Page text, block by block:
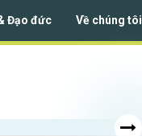
Đạo đức Về chúng tôi